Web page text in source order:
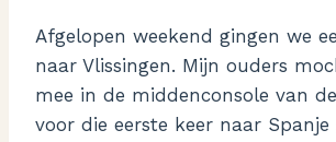
Afgelopen weekend gingen we
naar Vlissingen. Mijn ouders
mee in de middenconsole van
voor die eerste keer naar Spanje